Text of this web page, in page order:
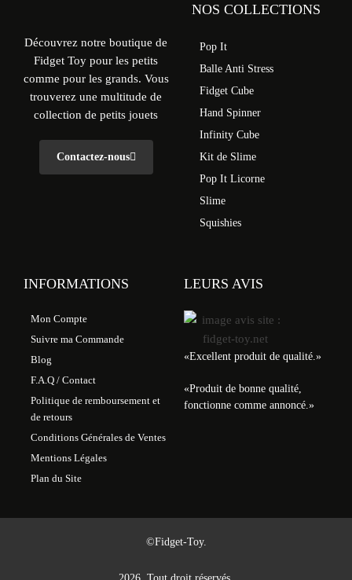
Découvrez notre boutique de
Fidget Toy pour les petits
comme pour les grands. Vous
trouverez une multitude de
collection de petits jouets
Contactez-nous
NOS COLLECTIONS
Pop It
Balle Anti Stress
Fidget Cube
Hand Spinner
Infinity Cube
Kit de Slime
Pop It Licorne
Slime
Squishies
INFORMATIONS
Mon Compte
Suivre ma Commande
Blog
F.A.Q / Contact
Politique de remboursement et
de retours
Conditions Générales de Ventes
Mentions Légales
Plan du Site
LEURS AVIS
«Excellent produit de qualité. »
«Produit de bonne qualité,
fonctionne comme annoncé. »
©Fidget-Toy.